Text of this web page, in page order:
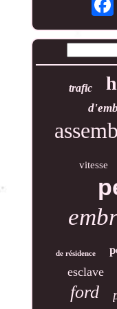
trafic
vitesse
de résidence
esclave
ford